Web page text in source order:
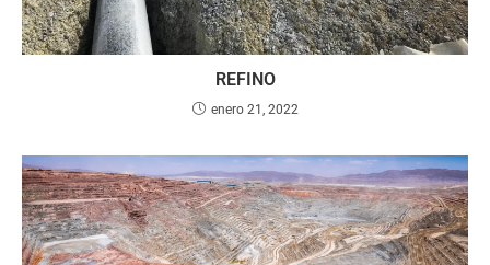
REFINO
enero 21, 2022